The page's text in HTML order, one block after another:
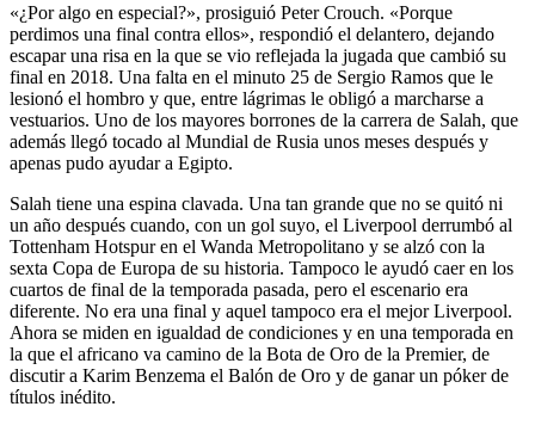
«¿Por algo en especial?», prosiguió Peter Crouch. «Porque
perdimos una final contra ellos», respondió el delantero, dejando
escapar una risa en la que se vio reflejada la jugada que cambió su
final en 2018. Una falta en el minuto 25 de Sergio Ramos que le
lesionó el hombro y que, entre lágrimas le obligó a marcharse a
vestuarios. Uno de los mayores borrones de la carrera de Salah, que
además llegó tocado al Mundial de Rusia unos meses después y
apenas pudo ayudar a Egipto.
Salah tiene una espina clavada. Una tan grande que no se quitó ni
un año después cuando, con un gol suyo, el Liverpool derrumbó al
Tottenham Hotspur en el Wanda Metropolitano y se alzó con la
sexta Copa de Europa de su historia. Tampoco le ayudó caer en los
cuartos de final de la temporada pasada, pero el escenario era
diferente. No era una final y aquel tampoco era el mejor Liverpool.
Ahora se miden en igualdad de condiciones y en una temporada en
la que el africano va camino de la Bota de Oro de la Premier, de
discutir a Karim Benzema el Balón de Oro y de ganar un póker de
títulos inédito.